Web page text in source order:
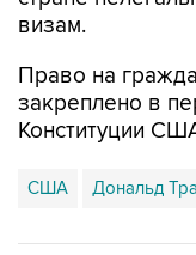
визам.
Право на
закреплено в
Конституции
США Дональд